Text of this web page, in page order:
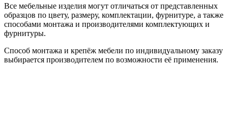
Все мебельные изделия могут отличаться от представленных
образцов по цвету, размеру, комплектации, фурнитуре, а также
способами монтажа и производителями комплектующих и
фурнитуры.
Способ монтажа и крепёж мебели по индивидуальному заказу
выбирается производителем по возможности её применения.